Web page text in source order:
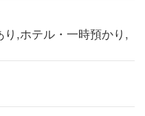
,ホテル・一時預かり,